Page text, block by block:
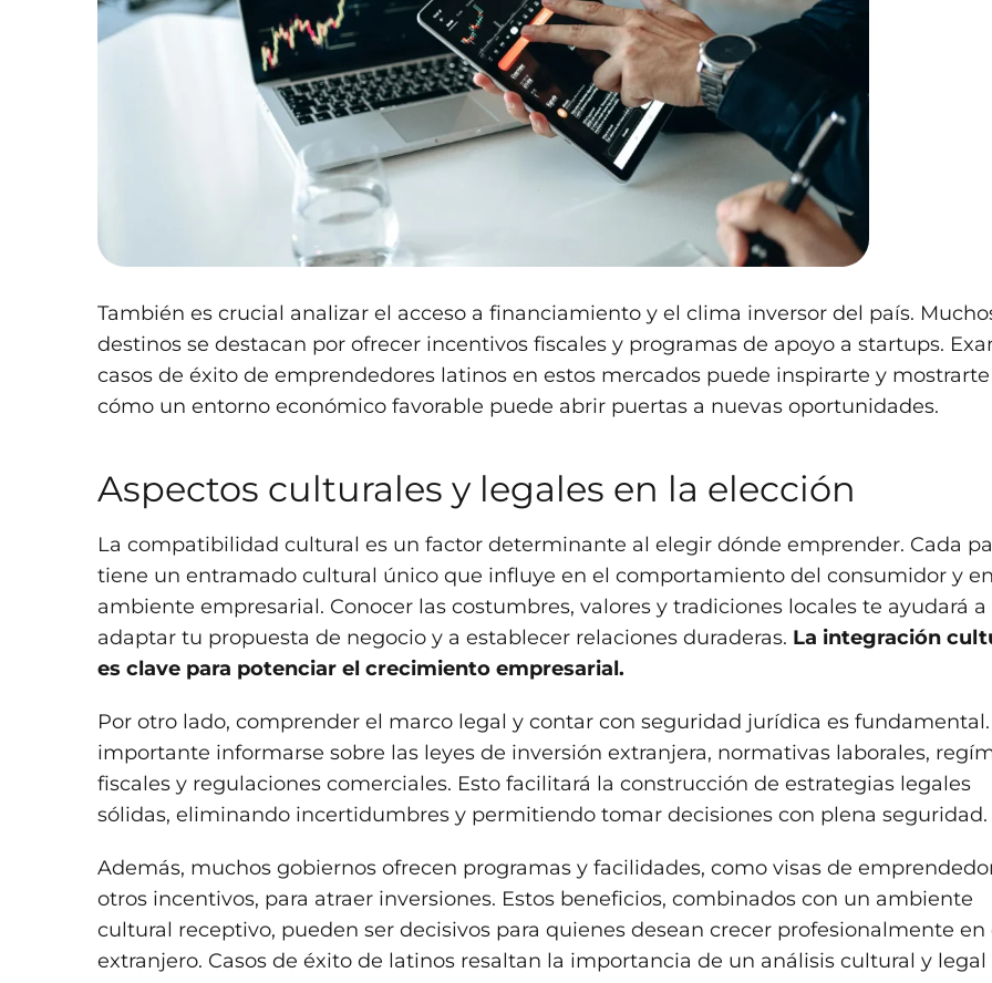
También es crucial analizar el acceso a financiamiento y el clima inversor del país.
destinos se destacan por ofrecer incentivos fiscales y programas de apoyo a startups.
casos de éxito de emprendedores latinos en estos mercados puede inspirarte y mostrarte
cómo un entorno económico favorable puede abrir puertas a nuevas oportunidades.
Aspectos culturales y legales en la elección
La compatibilidad cultural es un factor determinante al elegir dónde emprender. Cada
tiene un entramado cultural único que influye en el comportamiento del consumidor y
ambiente empresarial. Conocer las costumbres, valores y tradiciones locales te ayudará a
adaptar tu propuesta de negocio y a establecer relaciones duraderas. La integración
es clave para potenciar el crecimiento empresarial.
Por otro lado, comprender el marco legal y contar con seguridad jurídica es fundamental.
importante informarse sobre las leyes de inversión extranjera, normativas laborales,
fiscales y regulaciones comerciales. Esto facilitará la construcción de estrategias legales
sólidas, eliminando incertidumbres y permitiendo tomar decisiones con plena seguridad.
Además, muchos gobiernos ofrecen programas y facilidades, como visas de
otros incentivos, para atraer inversiones. Estos beneficios, combinados con un ambiente
cultural receptivo, pueden ser decisivos para quienes desean crecer profesionalmente en
extranjero. Casos de éxito de latinos resaltan la importancia de un análisis cultural y legal